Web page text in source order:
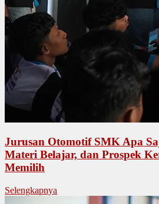
Jurusan Otomotif SMK Apa
Materi Belajar, dan Prospek
Memilih
Selengkapnya